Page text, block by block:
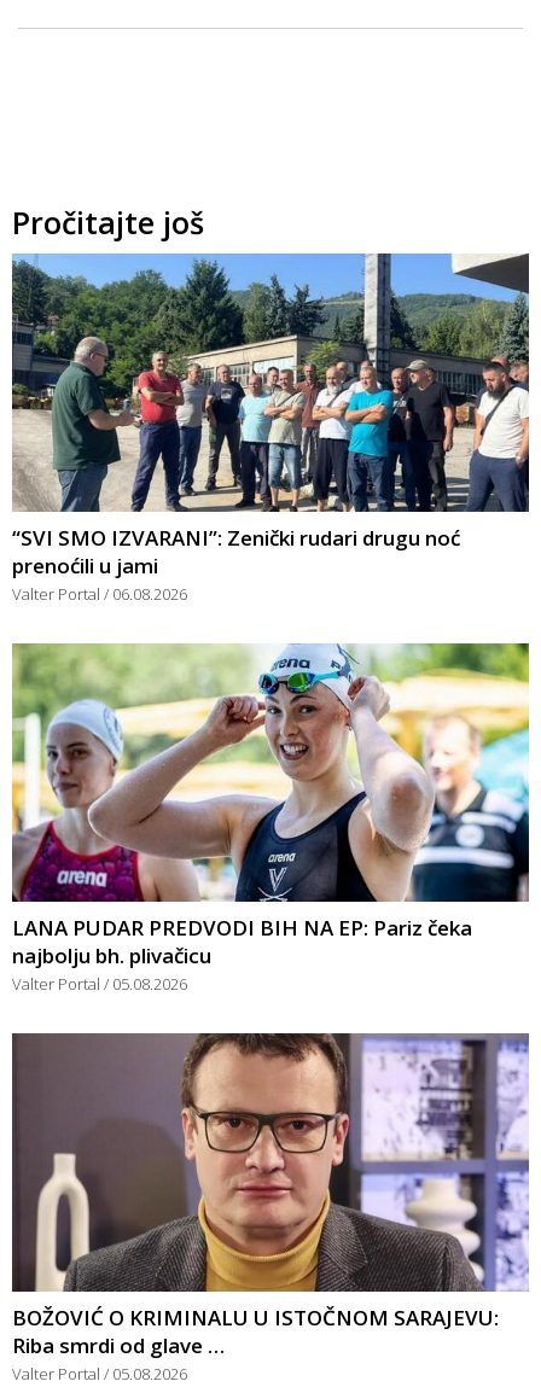
Pročitajte još
“SVI SMO IZVARANI”: Zenički rudari drugu noć
prenoćili u jami
Valter Portal 06.08.2026
LANA PUDAR PREDVODI BIH NA EP: Pariz čeka
najbolju bh. plivačicu
Valter Portal 05.08.2026
BOŽOVIĆ O KRIMINALU U ISTOČNOM SARAJEVU:
Riba smrdi od glave …
Valter Portal 05.08.2026